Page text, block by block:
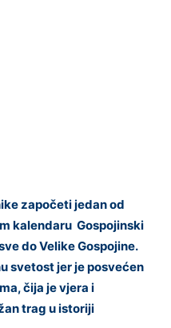
započeti jedan od
kalendaru Gospojinski
do Velike Gospojine.
svetost jer je posvećen
čija je vjera i
trag u istoriji